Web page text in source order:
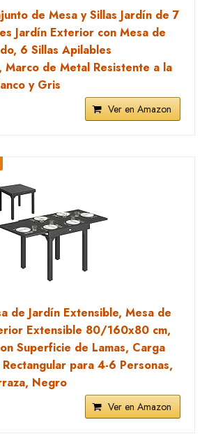
de Mesa y Sillas Jardín de 7
Jardín Exterior con Mesa de
6 Sillas Apilables
Marco de Metal Resistente a la
y Gris
Ver en Amazon
de Jardín Extensible, Mesa de
Extensible 80/160x80 cm,
Superficie de Lamas, Carga
para 4-6 Personas,
Negro
Ver en Amazon